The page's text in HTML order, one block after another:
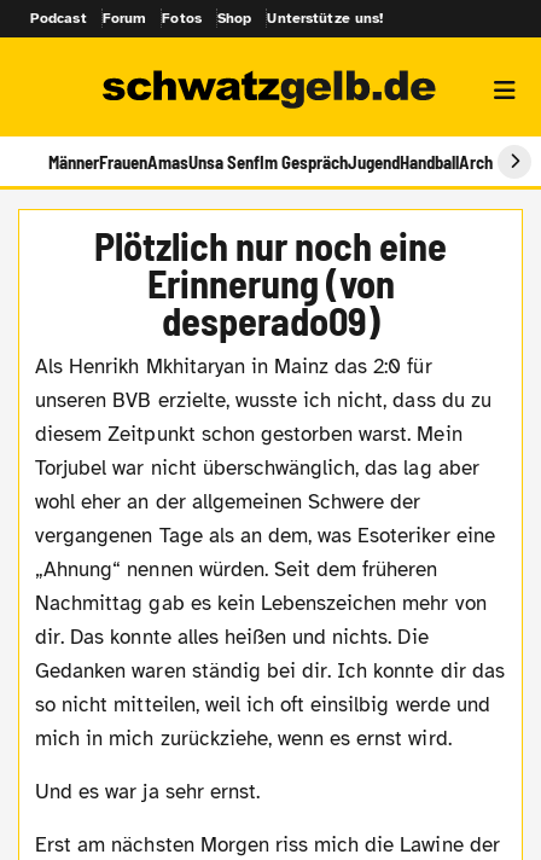
Podcast Forum Fotos Shop Unterstütze uns!
MännerFrauenAmasUnsa SenfIm GesprächJugendHandballArchiv
Plötzlich nur noch eine
Erinnerung (von
desperado09)
Als Henrikh Mkhitaryan in Mainz das 2:0 für
unseren BVB erzielte, wusste ich nicht, dass du zu
diesem Zeitpunkt schon gestorben warst. Mein
Torjubel war nicht überschwänglich, das lag aber
wohl eher an der allgemeinen Schwere der
vergangenen Tage als an dem, was Esoteriker eine
„Ahnung“ nennen würden. Seit dem früheren
Nachmittag gab es kein Lebenszeichen mehr von
dir. Das konnte alles heißen und nichts. Die
Gedanken waren ständig bei dir. Ich konnte dir das
so nicht mitteilen, weil ich oft einsilbig werde und
mich in mich zurückziehe, wenn es ernst wird.
Und es war ja sehr ernst.
Erst am nächsten Morgen riss mich die Lawine der